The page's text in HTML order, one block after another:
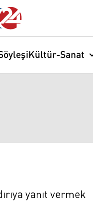
Kültür-Sanat
yanıt vermek